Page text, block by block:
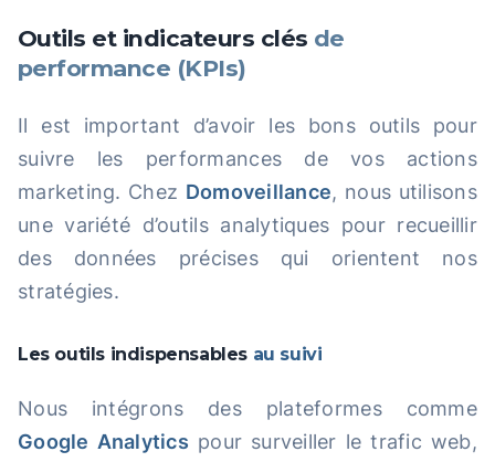
Outils et indicateurs clés de
performance (KPIs)
Il est important d’avoir les bons outils pour
suivre les performances de vos actions
marketing. Chez Domoveillance, nous utilisons
une variété d’outils analytiques pour recueillir
des données précises qui orientent nos
stratégies.
Les outils indispensables au suivi
Nous intégrons des plateformes comme
Google Analytics pour surveiller le trafic web,